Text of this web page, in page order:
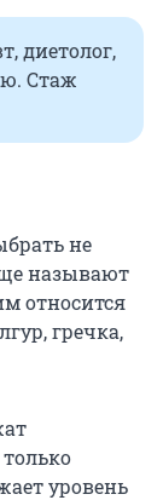
диетолог,
Стаж
не
называют
относится
гречка,
уровень